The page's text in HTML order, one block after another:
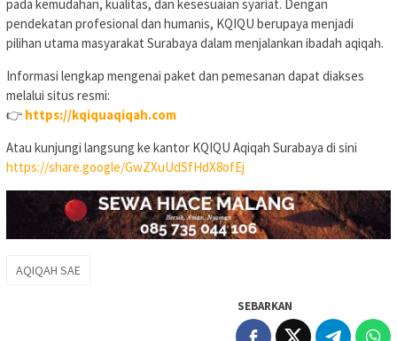
pada kemudahan, kualitas, dan kesesuaian syariat. Dengan
pendekatan profesional dan humanis, KQIQU berupaya menjadi
pilihan utama masyarakat Surabaya dalam menjalankan ibadah aqiqah.
Informasi lengkap mengenai paket dan pemesanan dapat diakses
melalui situs resmi:
👉 https://kqiquaqiqah.com
Atau kunjungi langsung ke kantor KQIQU Aqiqah Surabaya di sini
https://share.google/GwZXuUdSfHdX8ofEj
AQIQAH SAE
SEBARKAN